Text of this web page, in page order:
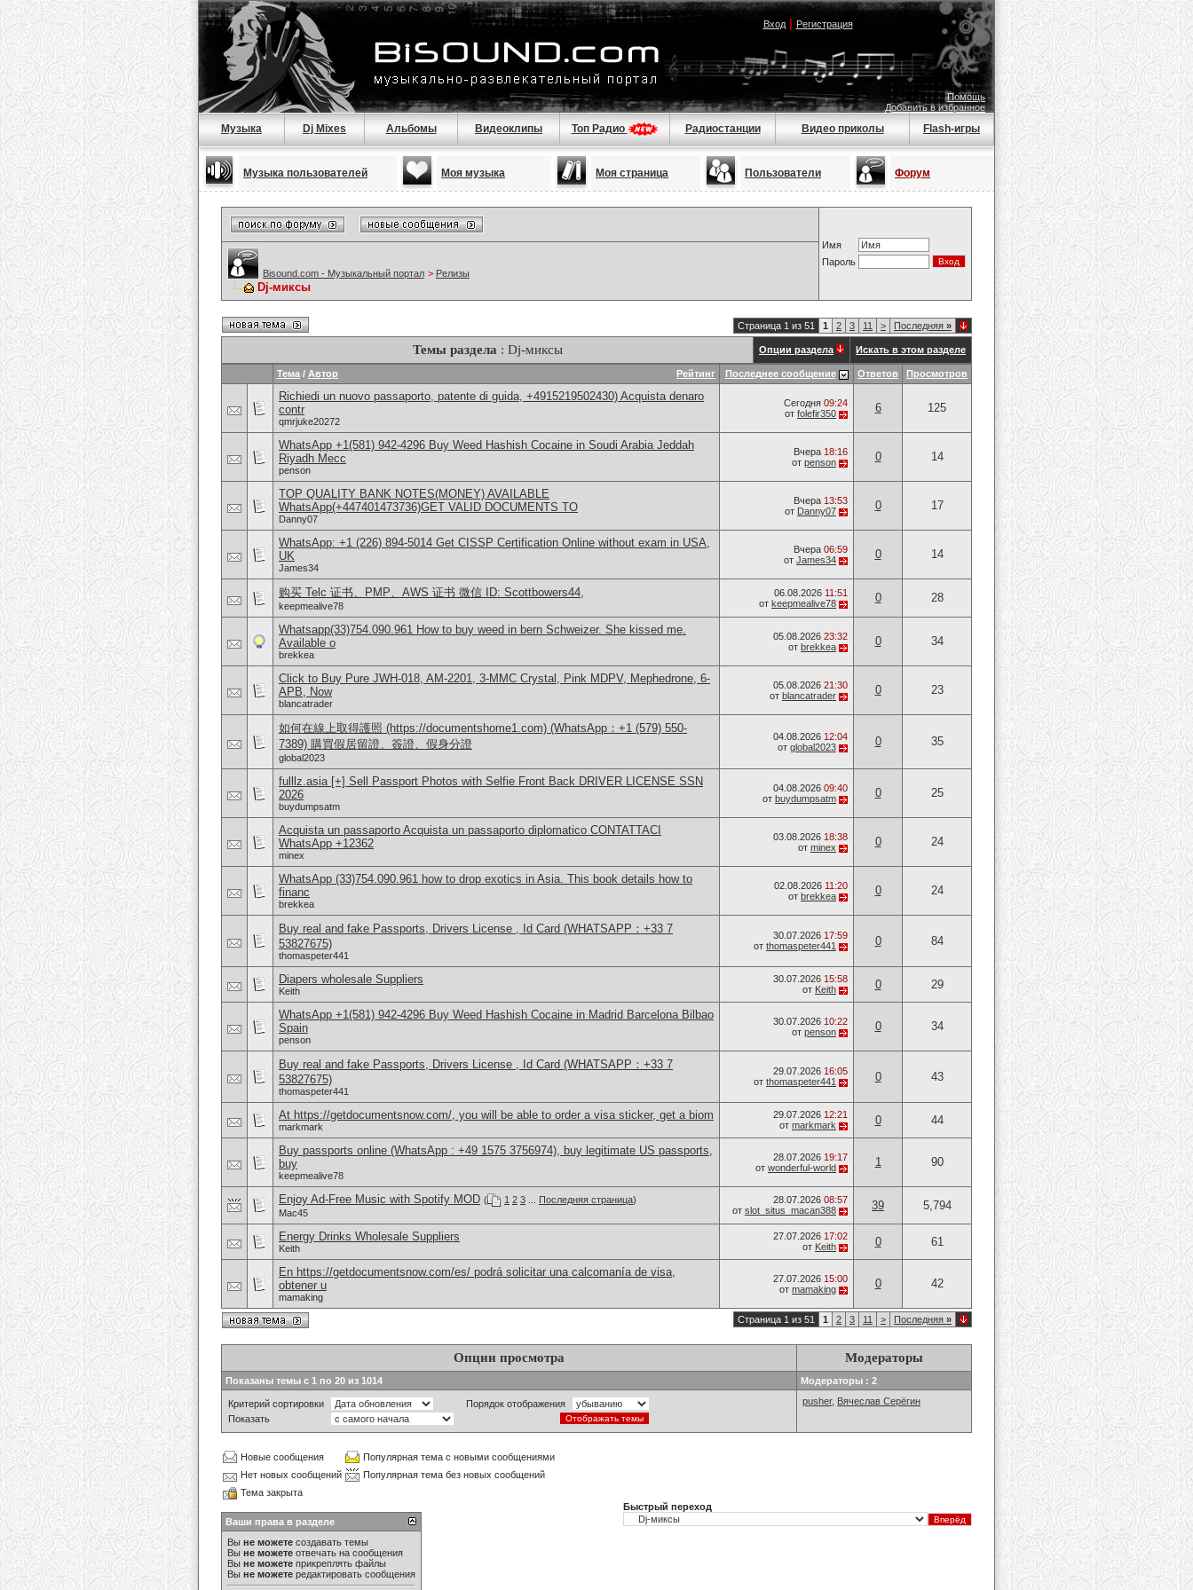
Вход| Регистрация
Помощь
Добавить в избранное
Музыка Dj Mixes Альбомы Видеоклипы Топ Радио Радиостанции Видео приколы Flash-игры
Музыка пользователей Моя музыка Моя страница Пользователи Форум
Имя
Пароль
Bisound.com - Музыкальный портал > Релизы
Dj-миксы
Страница 1 из 51 1 2 3 11 > Последняя »
Темы раздела : Dj-миксы Опции раздела Искать в этом разделе
Рейтинг
Тема / Автор Последнее сообщение Ответов Просмотров
Richiedi un nuovo passaporto, patente di guida, +4915219502430) Acquista denaro
contr
qmrjuke20272
Сегодня 09:24
от folefir350 6 125
WhatsApp +1(581) 942-4296 Buy Weed Hashish Cocaine in Soudi Arabia Jeddah
Riyadh Mecc
penson
Вчера 18:16
от penson 0 14
TOP QUALITY BANK NOTES(MONEY) AVAILABLE
WhatsApp(+447401473736)GET VALID DOCUMENTS TO
Danny07
Вчера 13:53
от Danny07 0 17
WhatsApp: +1 (226) 894-5014​ Get CISSP Certification Online without exam in USA,
UK
James34
Вчера 06:59
от James34 0 14
购买 Telc 证书、PMP、AWS 证书 微信 ID: Scottbowers44,
keepmealive78
06.08.2026 11:51
от keepmealive78 0 28
Whatsapp(33)754.090.961 How to buy weed in bern Schweizer. She kissed me.
Available o
brekkea
05.08.2026 23:32
от brekkea 0 34
Click to Buy Pure JWH-018, AM-2201, 3-MMC Crystal, Pink MDPV, Mephedrone, 6-
APB, Now
blancatrader
05.08.2026 21:30
от blancatrader 0 23
如何在線上取得護照 (https://documentshome1.com) (WhatsApp：+1 (579) 550-
7389) 購買假居留證、簽證、假身分證
global2023
04.08.2026 12:04
от global2023 0 35
fulllz.asia [+] Sell Passport Photos with Selfie Front Back DRIVER LICENSE SSN
2026
buydumpsatm
04.08.2026 09:40
от buydumpsatm 0 25
Acquista un passaporto Acquista un passaporto diplomatico CONTATTACI
WhatsApp +12362
minex
03.08.2026 18:38
от minex 0 24
WhatsApp (33)754.090.961 how to drop exotics in Asia. This book details how to
financ
brekkea
02.08.2026 11:20
от brekkea 0 24
Buy real and fake Passports, Drivers License , Id Card (WHATSAPP：+33 7
53827675)
thomaspeter441
30.07.2026 17:59
от thomaspeter441 0 84
Diapers wholesale Suppliers
Keith
30.07.2026 15:58
от Keith 0 29
WhatsApp +1(581) 942-4296 Buy Weed Hashish Cocaine in Madrid Barcelona Bilbao
Spain
penson
30.07.2026 10:22
от penson 0 34
Buy real and fake Passports, Drivers License , Id Card (WHATSAPP：+33 7
53827675)
thomaspeter441
29.07.2026 16:05
от thomaspeter441 0 43
At https://getdocumentsnow.com/, you will be able to order a visa sticker, get a biom
markmark
29.07.2026 12:21
от markmark 0 44
Buy passports online (WhatsApp : +49 1575 3756974), buy legitimate US passports,
buy
keepmealive78
28.07.2026 19:17
от wonderful-world 1 90
Enjoy Ad-Free Music with Spotify MOD ( 1 2 3 Последняя страница)
Mac45
28.07.2026 08:57
от slot_situs_macan388 39 5,794
Energy Drinks Wholesale Suppliers
Keith
27.07.2026 17:02
от Keith 0 61
En https://getdocumentsnow.com/es/ podrá solicitar una calcomanía de visa,
obtener u
mamaking
27.07.2026 15:00
от mamaking 0 42
Страница 1 из 51 1 2 3 11 > Последняя »
Опции просмотра Модераторы
Показаны темы с 1 по 20 из 1014 Модераторы : 2
Критерий сортировки
Порядок отображения
Показать
pusher, Вячеслав Серёгин
Новые сообщения
Популярная тема с новыми сообщениями
Нет новых сообщений
Популярная тема без новых сообщений
Тема закрыта
Ваши права в разделе
Вы не можете создавать темы
Вы не можете отвечать на сообщения
Вы не можете прикреплять файлы
Вы не можете редактировать сообщения
Быстрый переход